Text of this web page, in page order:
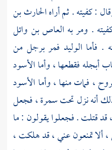
: كفيته . ثم أراهالحارث بن
. ومر به العاص بن وائل
. فأما الوليد فمر برجل من
أبجله فقطعها ، وأماالأسود
، فمات منها ، وأما الأسود
أنه نزل تحت سمرة ، فجعل
قد قتلت . فجعلوا يقولون : ما
ألا تمنعون عني ، قد هلكت ،